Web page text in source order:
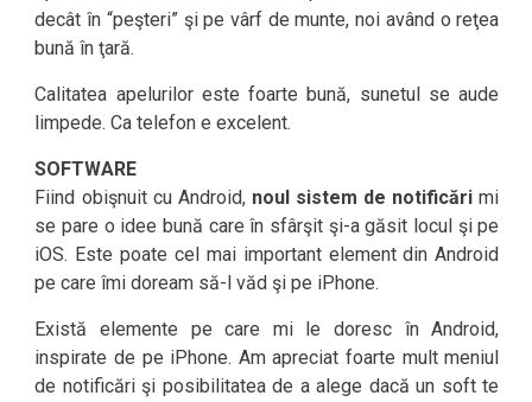
decât în “peşteri” şi pe vârf de munte, noi având o reţea
bună în ţară.
Calitatea apelurilor este foarte bună, sunetul se aude
limpede. Ca telefon e excelent.
SOFTWARE
Fiind obişnuit cu Android, noul sistem de notificări mi
se pare o idee bună care în sfârşit şi-a găsit locul şi pe
iOS. Este poate cel mai important element din Android
pe care îmi doream să-l văd şi pe iPhone.
Există elemente pe care mi le doresc în Android,
inspirate de pe iPhone. Am apreciat foarte mult meniul
de notificări şi posibilitatea de a alege dacă un soft te